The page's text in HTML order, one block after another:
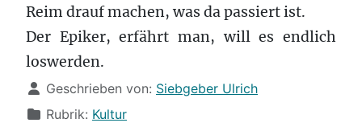
Reim drauf machen, was da passiert ist.
Der Epiker, erfährt man, will es endlich
loswerden.
DetailsGeschrieben von: Siebgeber Ulrich
Rubrik: Kultur